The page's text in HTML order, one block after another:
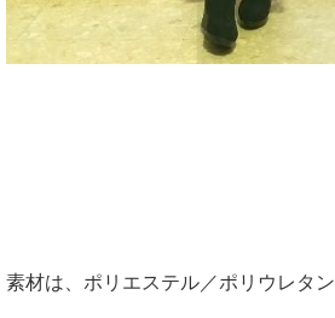
素材は、ポリエステル／ポリウレタン